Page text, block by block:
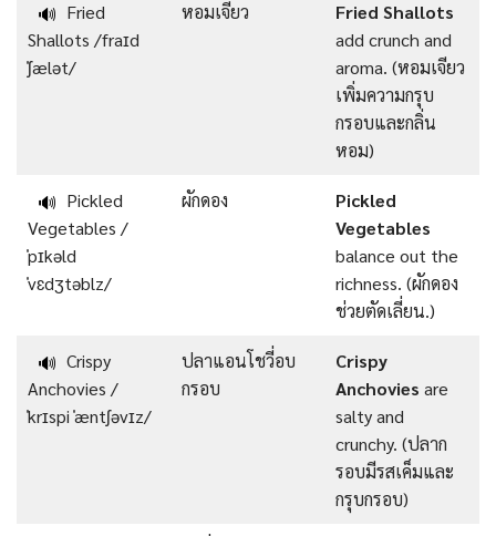
🔊 Fried
Shallots /fraɪd
ˈʃælət/
หอมเจียว
Fried Shallots
add crunch and
aroma. (หอมเจียว
เพิ่มความกรุบ
กรอบและกลิ่น
หอม)
🔊 Pickled
Vegetables /
ˈpɪkəld
ˈvɛdʒtəblz/
ผักดอง
Pickled
Vegetables
balance out the
richness. (ผักดอง
ช่วยตัดเลี่ยน.)
🔊 Crispy
Anchovies /
ˈkrɪspi ˈæntʃəvɪz/
ปลาแอนโชวี่อบ
กรอบ
Crispy
Anchovies are
salty and
crunchy. (ปลาก
รอบมีรสเค็มและ
กรุบกรอบ)